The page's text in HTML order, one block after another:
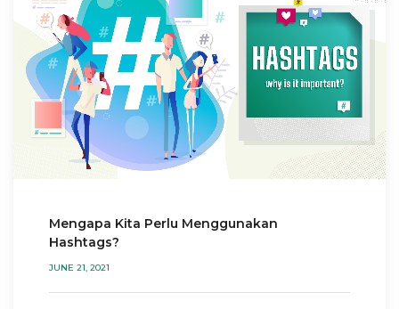
Mengapa Kita Perlu Menggunakan
Hashtags?
JUNE 21, 2021